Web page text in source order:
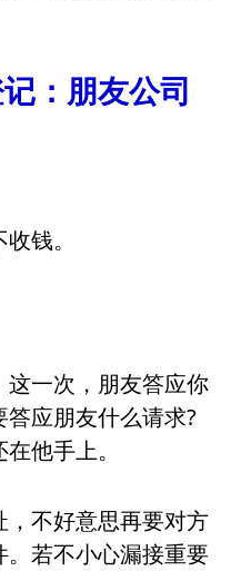
：朋友公司
钱。
一次，朋友答应你
应朋友什么请求?
他手上。
不好意思再要对方
若不小心漏接重要